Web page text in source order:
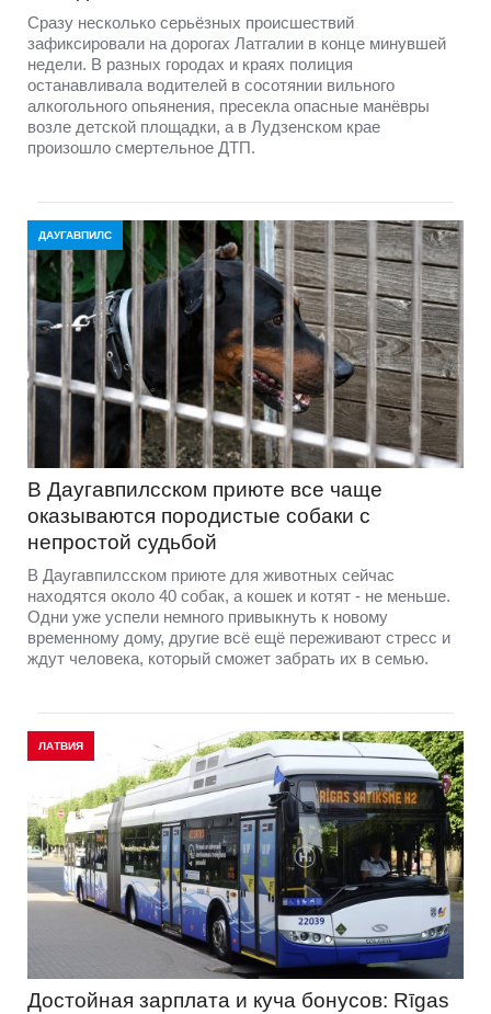
Сразу несколько серьёзных происшествий
зафиксировали на дорогах Латгалии в конце минувшей
недели. В разных городах и краях полиция
останавливала водителей в сосотянии вильного
алкогольного опьянения, пресекла опасные манёвры
возле детской площадки, а в Лудзенском крае
произошло смертельное ДТП.
ДАУГАВПИЛС
В Даугавпилсском приюте всe чаще
оказываются породистые собаки с
непростой судьбой
В Даугавпилсском приюте для животных сейчас
находятся около 40 собак, а кошек и котят - не меньше.
Одни уже успели немного привыкнуть к новому
временному дому, другие всё ещё переживают стресс и
ждут человека, который сможет забрать их в семью.
ЛАТВИЯ
Достойная зарплата и куча бонусов: Rīgas